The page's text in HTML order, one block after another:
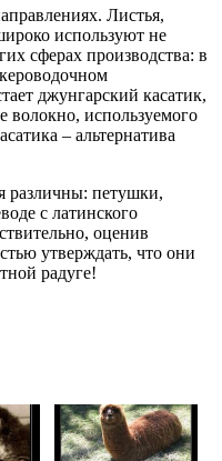
Листья,
используют не
сферах производства: в
джунгарский касатик,
волокно, используемого
– альтернатива
различны: петушки,
с латинского
оценив
утверждать, что они
радуге!